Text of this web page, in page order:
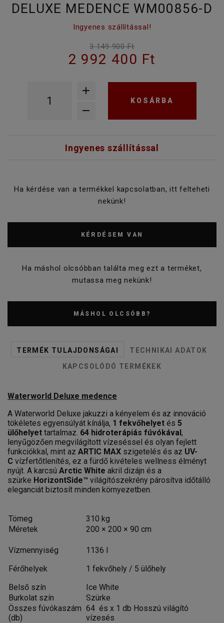
DELUXE MEDENCE WM00856-D
Ingyenes szállítással!
3 149 900 Ft
2 992 400 Ft
KOSÁRBA
Ingyenes szállítással
Ha kérdése van a termékkel kapcsolatban, itt felteheti
nekünk!
KÉRDÉSEM VAN
Ha máshol olcsóbban találta meg ezt a terméket,
mutassa meg nekünk!
MÁSHOL OLCSÓBB?
TERMÉK TULAJDONSÁGAI
TECHNIKAI ADATOK
KAPCSOLÓDÓ TERMÉKEK
Waterworld Deluxe medence
A Waterworld Deluxe jakuzzi a kényelem és az innováció
tökéletes egyensúlyát kínálja, 1 fekvőhelyet és 5
ülőhelyet tartalmaz. 64 hidroterápiás fúvókával,
lenyűgözően megvilágított vízeséssel és olyan fejlett
funkciókkal, mint az ARTIC MAX szigetelés és az UV-
C vízfertőtlenítés, ez a fürdő kivételes wellness élményt
nyújt. A karcsú Arctic White akril dizájn és a
szürke HorizontSide™ világítószekrény párosítva időtálló
eleganciát biztosít minden környezetben.
Tömeg
310 kg
Méretek
200 × 200 × 90 cm
Vízmennyiség
1136 l
Férőhelyek
1 fekvőhely / 5 ülőhely
Belső szín
Ice White
Burkolat szín
Szürke
Összes fúvókaszám
(db)
64 és x 1 db Hosszú világító
vízesés